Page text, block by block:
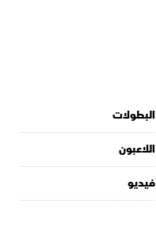
البطولات
اللاعبون
فيديو